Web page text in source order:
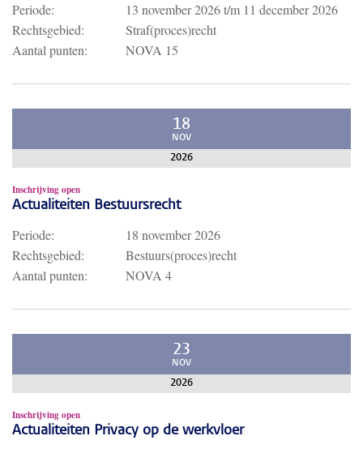
Periode: 13 november 2026t/m 11 december 2026
Rechtsgebied:
Straf(proces)recht
Aantal punten:
NOVA 15
18
NOV
2026
Inschrijving open
Actualiteiten Bestuursrecht
Periode:
18 november 2026
Rechtsgebied:
Bestuurs(proces)recht
Aantal punten:
NOVA 4
23
NOV
2026
Inschrijving open
Actualiteiten Privacy op de werkvloer